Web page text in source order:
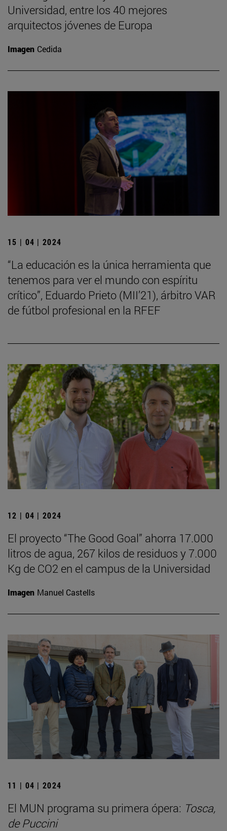
Universidad, entre los 40 mejores
arquitectos jóvenes de Europa
Imagen Cedida
15 | 04 | 2024
“La educación es la única herramienta que
tenemos para ver el mundo con espíritu
crítico”, Eduardo Prieto (MII’21), árbitro VAR
de fútbol profesional en la RFEF
12 | 04 | 2024
El proyecto “The Good Goal” ahorra 17.000
litros de agua, 267 kilos de residuos y 7.000
Kg de CO2 en el campus de la Universidad
Imagen Manuel Castells
11 | 04 | 2024
El MUN programa su primera ópera: Tosca,
de Puccini